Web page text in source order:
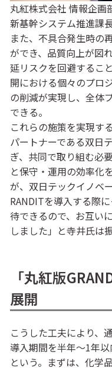
丸紅株式会社 情報企画
新基幹システム推進課
また、不具合発生時の
ができ、品質向上が図
延リスクを回避するこ
開における個々のプロ
の削減が実現し、全体
できる。
これらの施策を実現す
パートナーである双日
ぎ、共同で取り組む必
と保守・運用の効率化
が、双日テックイノベ
RANDITを導入する際
待できるので、お互い
しました」と寺井氏は
「丸紅版
展開
こうした工夫により、
導入期間を半年～1年
という。まずは、化学